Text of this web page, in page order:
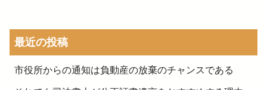
最近の投稿
市役所からの通知は負動産の放棄のチャンスである